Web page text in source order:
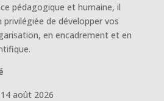
pédagogique et humaine, il
privilégiée de développer vos
en encadrement et en
août 2026